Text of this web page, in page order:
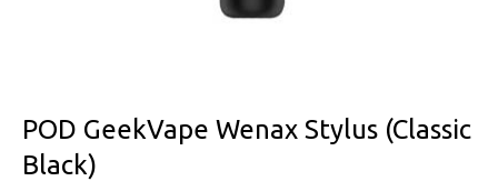
POD GeekVape Wenax Stylus (Classic
Black)